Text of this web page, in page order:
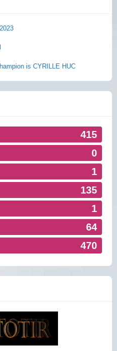
is CYRILLE HUC
415
0
1
135
1
64
470